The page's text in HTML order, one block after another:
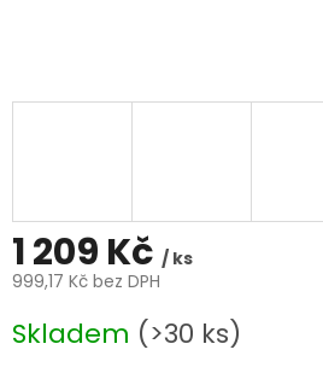
1 209 Kč / ks
999,17 Kč bez DPH
cena:
Skladem (>30 ks)